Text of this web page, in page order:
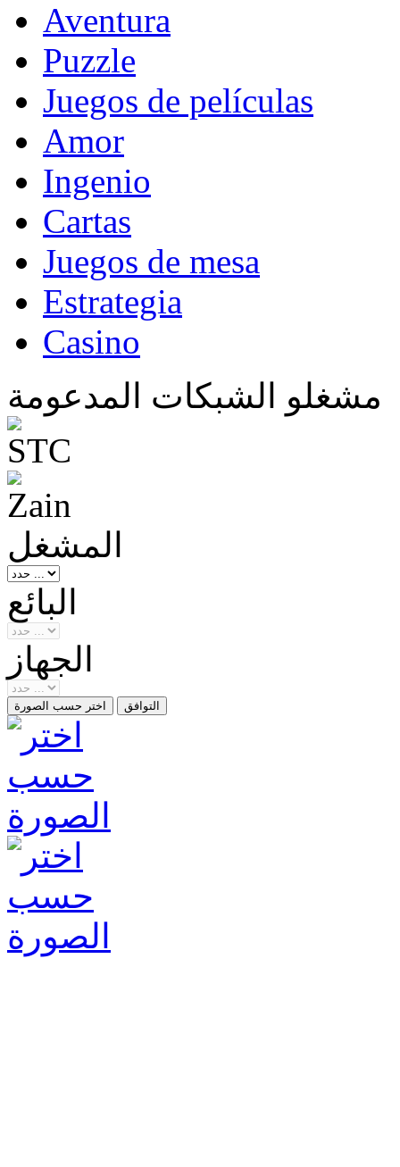
Aventura
Puzzle
Juegos de películas
Amor
Ingenio
Cartas
Juegos de mesa
Estrategia
Casino
مشغلو الشبكات المدعومة
المشغل
البائع
الجهاز